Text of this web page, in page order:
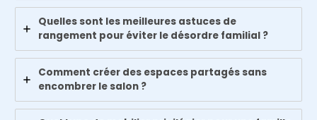
Quelles sont les meilleures astuces de
rangement pour éviter le désordre familial ?
Comment créer des espaces partagés sans
encombrer le salon ?